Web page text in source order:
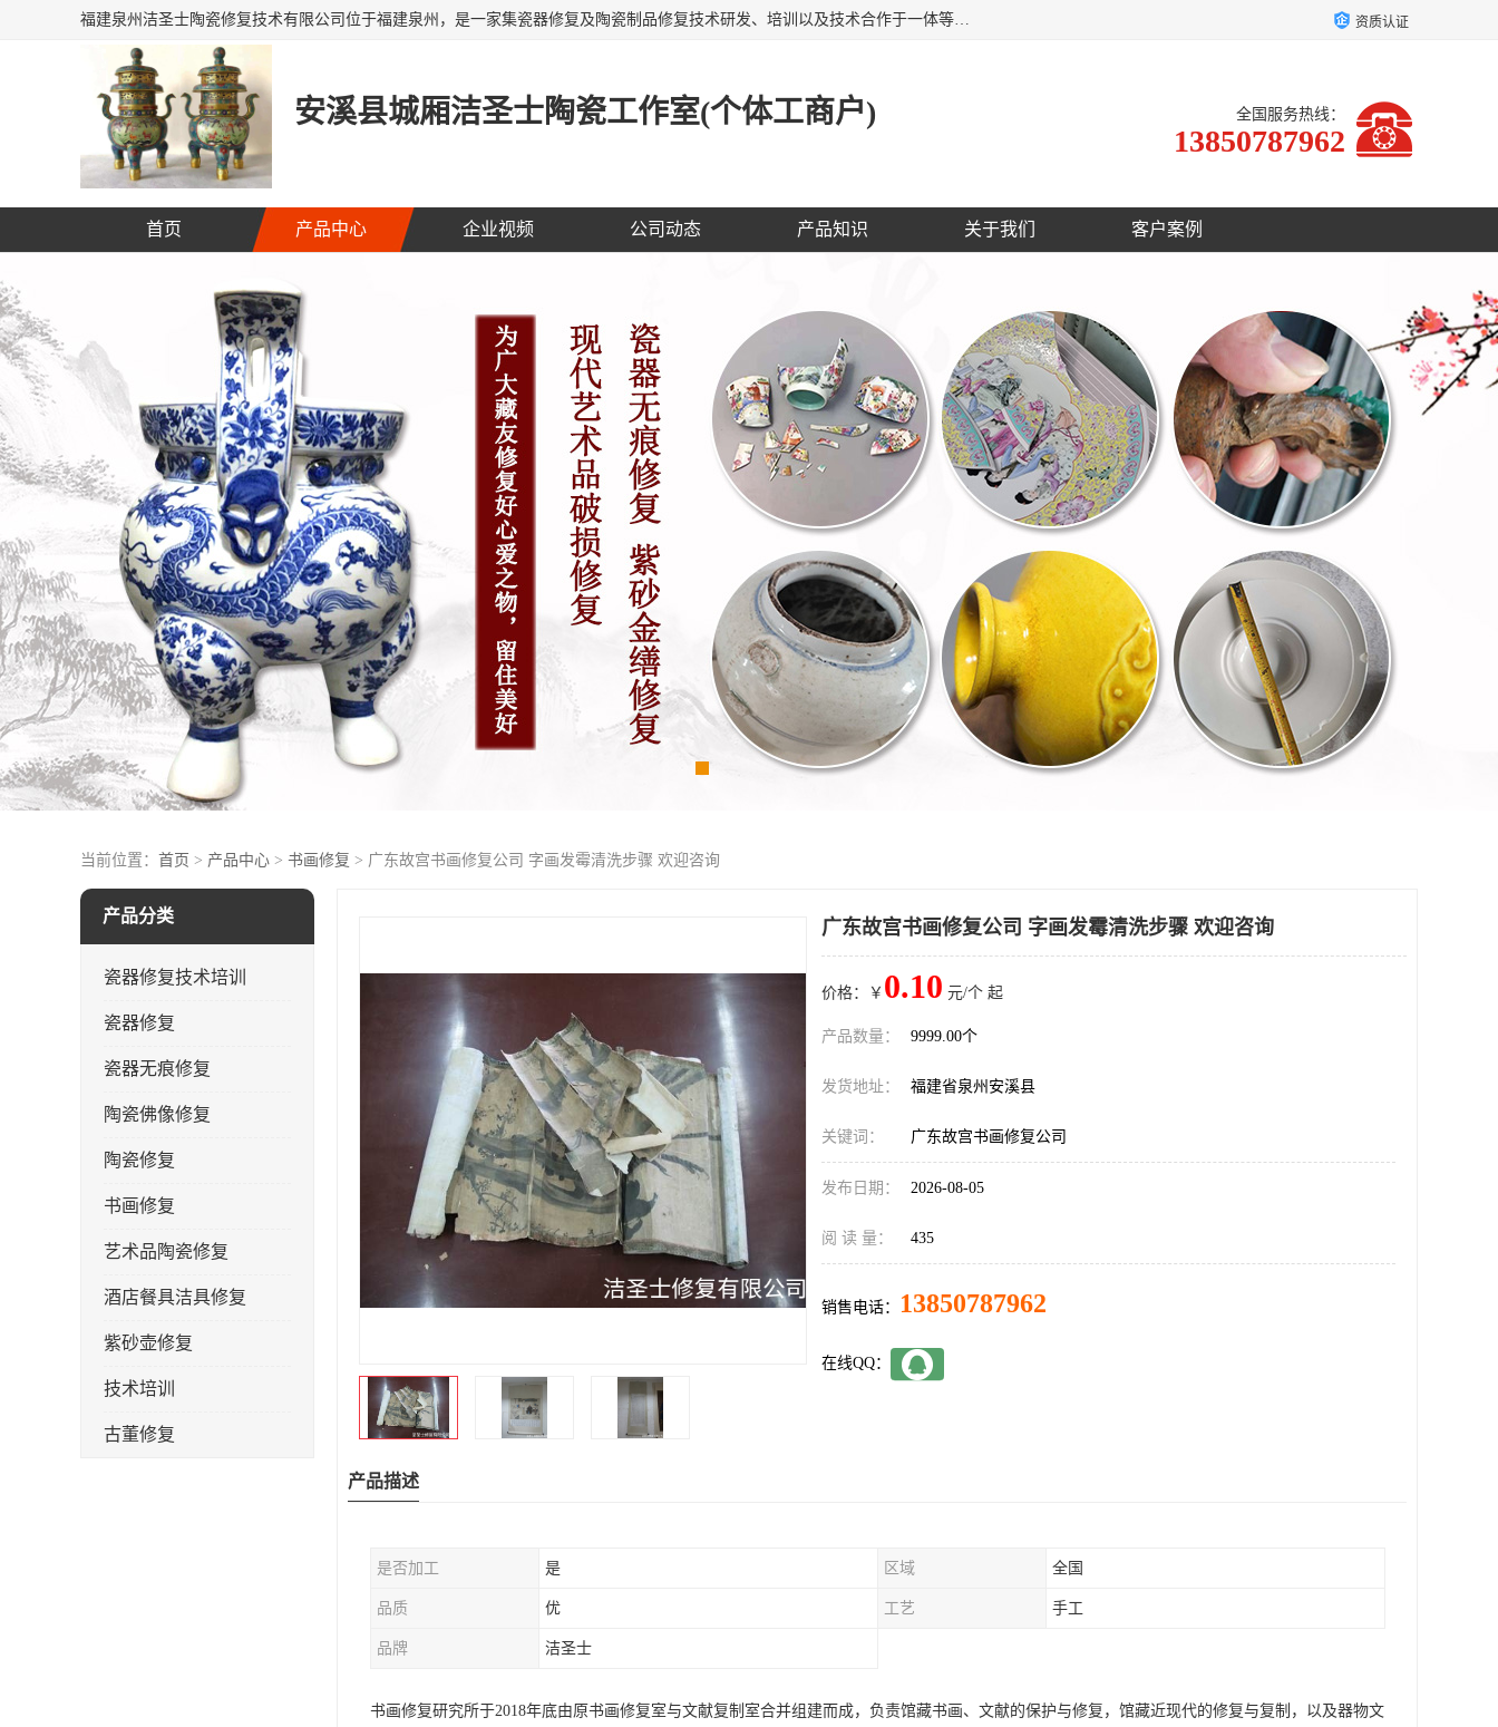
福建泉州洁圣士陶瓷修复技术有限公司位于福建泉州，是一家集瓷器修复及陶瓷制品修复技术研发、培训以及技术合作于一体等专业修复机构，公司主营：瓷器修复，陶瓷修复，瓷器无痕修复，陶瓷佛像修复，瓷器修复技术培训等。 洁圣士以全新的技术修复各种：古陶瓷、花瓶、餐具、工艺品、卫浴、颜色不一的金边、银边、花边，修复后基本无痕迹，修补成本低。丰富的经验为客户提供实用、优质服务！ 资质认证
安溪县城厢洁圣士陶瓷工作室(个体工商户) 全国服务热线：
13850787962
首页 产品中心 企业视频 公司动态 产品知识 关于我们 客户案例
当前位置： 首页 > 产品中心 > 书画修复 > 广东故宫书画修复公司 字画发霉清洗步骤 欢迎咨询
产品分类
瓷器修复技术培训
瓷器修复
瓷器无痕修复
陶瓷佛像修复
陶瓷修复
书画修复
艺术品陶瓷修复
酒店餐具洁具修复
紫砂壶修复
技术培训
古董修复
广东故宫书画修复公司 字画发霉清洗步骤 欢迎咨询
价格：￥ 0.10 元/个 起
产品数量： 9999.00个
发货地址： 福建省泉州安溪县
关键词： 广东故宫书画修复公司
发布日期： 2026-08-05
阅 读 量： 435
销售电话： 13850787962
在线QQ：
产品描述
是否加工 是 区域 全国
品质 优 工艺 手工
品牌 洁圣士
书画修复研究所于2018年底由原书画修复室与文献复制室合并组建而成，负责馆藏书画、文献的保护与修复，馆藏近现代的修复与复制，以及器物文